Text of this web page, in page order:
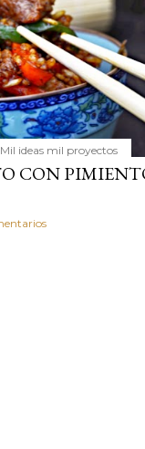
Con esta receta
un
de La Bañeza en
proteína y 100%
a los frutos se...
ideas mil proyectos
CON